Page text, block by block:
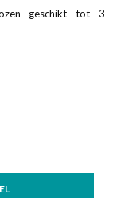
geschikt tot 3